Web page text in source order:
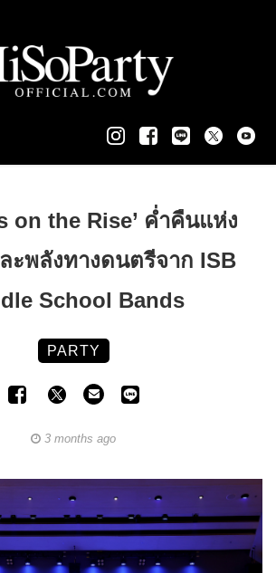
on the Rise’ ค่ำคืนแห่ง
ะพลังทางดนตรีจาก ISB
School Bands
PARTY
3 months ago